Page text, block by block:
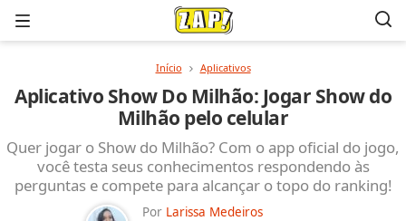
Menu
Início Aplicativos
Aplicativo Show Do Milhão: Jogar Show do
Milhão pelo celular
Quer jogar o Show do Milhão? Com o app oficial do jogo,
você testa seus conhecimentos respondendo às
perguntas e compete para alcançar o topo do ranking!
Por Larissa Medeiros